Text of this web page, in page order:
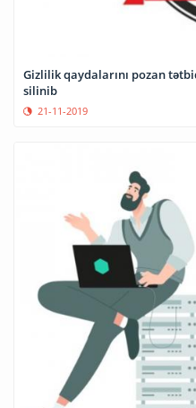
Gizlilik qaydalarını pozan
silinib
21-11-2019